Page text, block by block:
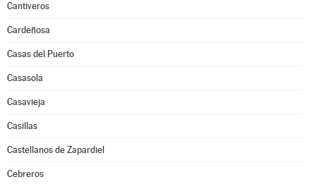
Cantiveros
Cardeñosa
Casas del Puerto
Casasola
Casavieja
Casillas
Castellanos de Zapardiel
Cebreros